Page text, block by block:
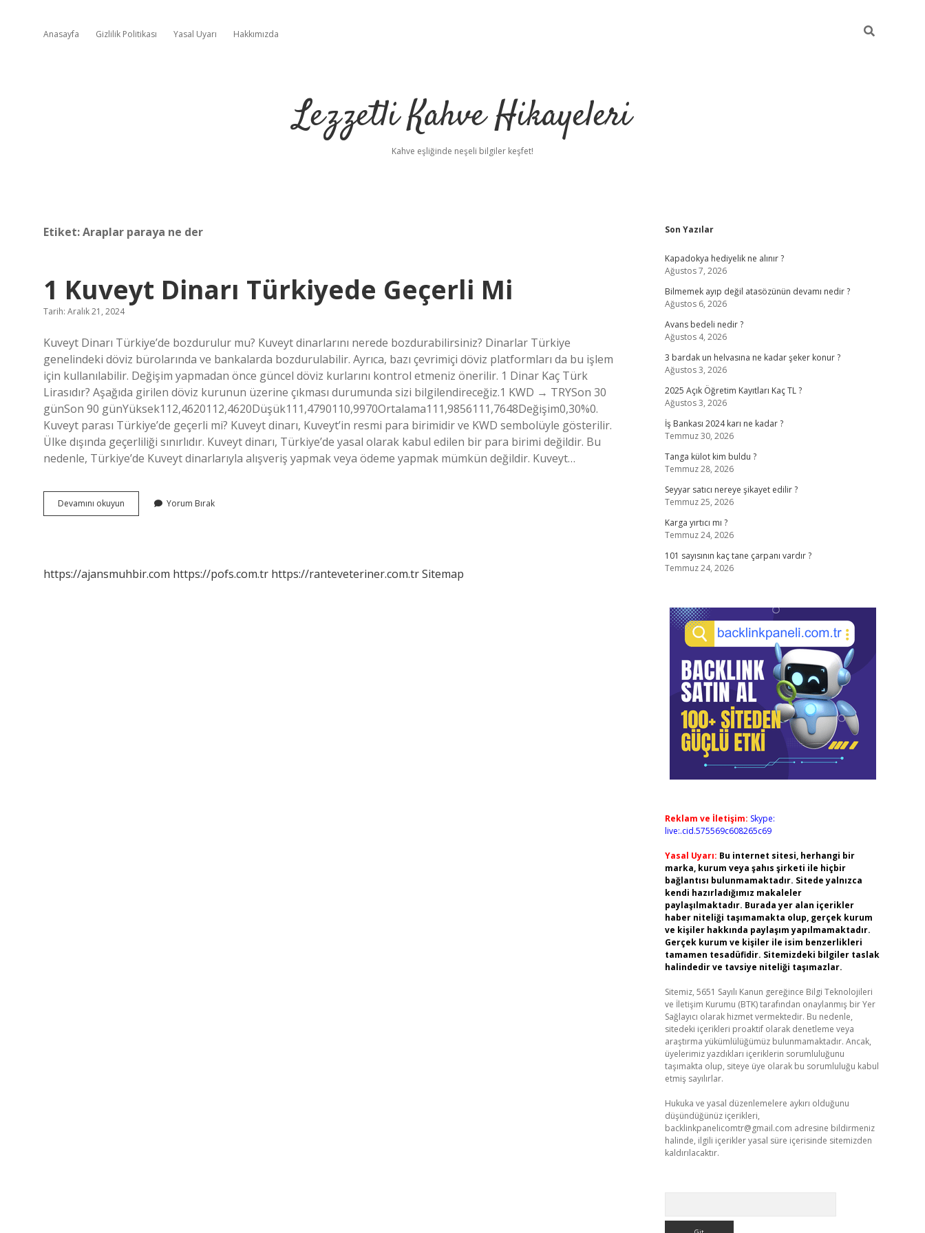
Anasayfa Gizlilik Politikası Yasal Uyarı Hakkımızda
Lezzetli Kahve Hikayeleri
Kahve eşliğinde neşeli bilgiler keşfet!
Etiket:Araplar paraya ne der
1 Kuveyt Dinarı Türkiyede Geçerli Mi
Tarih: Aralık 21, 2024
Kuveyt Dinarı Türkiye’de bozdurulur mu? Kuveyt dinarlarını nerede bozdurabilirsiniz? Dinarlar Türkiye
genelindeki döviz bürolarında ve bankalarda bozdurulabilir. Ayrıca, bazı çevrimiçi döviz platformları da bu işlem
için kullanılabilir. Değişim yapmadan önce güncel döviz kurlarını kontrol etmeniz önerilir. 1 Dinar Kaç Türk
Lirasıdır? Aşağıda girilen döviz kurunun üzerine çıkması durumunda sizi bilgilendireceğiz.1 KWD → TRYSon 30
günSon 90 günYüksek112,4620112,4620Düşük111,4790110,9970Ortalama111,9856111,7648Değişim0,30%0.
Kuveyt parası Türkiye’de geçerli mi? Kuveyt dinarı, Kuveyt’in resmi para birimidir ve KWD sembolüyle gösterilir.
Ülke dışında geçerliliği sınırlıdır. Kuveyt dinarı, Türkiye’de yasal olarak kabul edilen bir para birimi değildir. Bu
nedenle, Türkiye’de Kuveyt dinarlarıyla alışveriş yapmak veya ödeme yapmak mümkün değildir. Kuveyt…
Devamını okuyun
Kuveyt
Yorum Bırak
https://ajansmuhbir.com https://pofs.com.tr https://ranteveteriner.com.trSitemap
Sidebar
Son Yazılar
Kapadokya hediyelik ne alınır ?
Ağustos 7, 2026
Bilmemek ayıp değil atasözünün devamı nedir ?
Ağustos 6, 2026
Avans bedeli nedir ?
Ağustos 4, 2026
3 bardak un helvasına ne kadar şeker konur ?
Ağustos 3, 2026
2025 Açık Öğretim Kayıtları Kaç TL ?
Ağustos 3, 2026
İş Bankası 2024 karı ne kadar ?
Temmuz 30, 2026
Tanga külot kim buldu ?
Temmuz 28, 2026
Seyyar satıcı nereye şikayet edilir ?
Temmuz 25, 2026
Karga yırtıcı mı ?
Temmuz 24, 2026
101 sayısının kaç tane çarpanı vardır ?
Temmuz 24, 2026
Reklam ve İletişim: Skype:
live:.cid.575569c608265c69
Yasal Uyarı: Bu internet sitesi, herhangi bir
marka, kurum veya şahıs şirketi ile hiçbir
bağlantısı bulunmamaktadır. Sitede yalnızca
kendi hazırladığımız makaleler
paylaşılmaktadır. Burada yer alan içerikler
haber niteliği taşımamakta olup, gerçek kurum
ve kişiler hakkında paylaşım yapılmamaktadır.
Gerçek kurum ve kişiler ile isim benzerlikleri
tamamen tesadüfidir. Sitemizdeki bilgiler taslak
halindedir ve tavsiye niteliği taşımazlar.
Sitemiz, 5651 Sayılı Kanun gereğince Bilgi Teknolojileri
ve İletişim Kurumu (BTK) tarafından onaylanmış bir Yer
Sağlayıcı olarak hizmet vermektedir. Bu nedenle,
sitedeki içerikleri proaktif olarak denetleme veya
araştırma yükümlülüğümüz bulunmamaktadır. Ancak,
üyelerimiz yazdıkları içeriklerin sorumluluğunu
taşımakta olup, siteye üye olarak bu sorumluluğu kabul
etmiş sayılırlar.
Hukuka ve yasal düzenlemelere aykırı olduğunu
düşündüğünüz içerikleri,
backlinkpanelicomtr@gmail.com adresine bildirmeniz
halinde, ilgili içerikler yasal süre içerisinde sitemizden
kaldırılacaktır.